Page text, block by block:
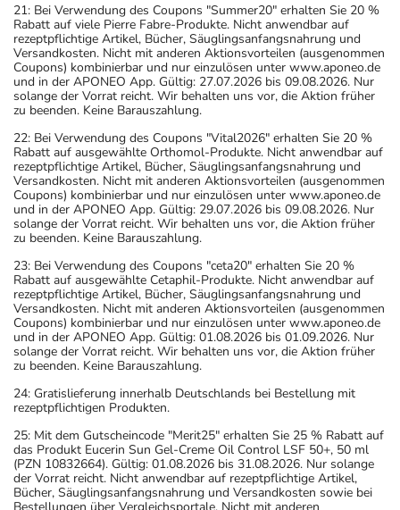
21: Bei Verwendung des Coupons "Summer20" erhalten Sie 20 %
Rabatt auf viele Pierre Fabre-Produkte. Nicht anwendbar auf
rezeptpflichtige Artikel, Bücher, Säuglingsanfangsnahrung und
Versandkosten. Nicht mit anderen Aktionsvorteilen (ausgenommen
Coupons) kombinierbar und nur einzulösen unter www.aponeo.de
und in der APONEO App. Gültig: 27.07.2026 bis 09.08.2026. Nur
solange der Vorrat reicht. Wir behalten uns vor, die Aktion früher
zu beenden. Keine Barauszahlung.
22: Bei Verwendung des Coupons "Vital2026" erhalten Sie 20 %
Rabatt auf ausgewählte Orthomol-Produkte. Nicht anwendbar auf
rezeptpflichtige Artikel, Bücher, Säuglingsanfangsnahrung und
Versandkosten. Nicht mit anderen Aktionsvorteilen (ausgenommen
Coupons) kombinierbar und nur einzulösen unter www.aponeo.de
und in der APONEO App. Gültig: 29.07.2026 bis 09.08.2026. Nur
solange der Vorrat reicht. Wir behalten uns vor, die Aktion früher
zu beenden. Keine Barauszahlung.
23: Bei Verwendung des Coupons "ceta20" erhalten Sie 20 %
Rabatt auf ausgewählte Cetaphil-Produkte. Nicht anwendbar auf
rezeptpflichtige Artikel, Bücher, Säuglingsanfangsnahrung und
Versandkosten. Nicht mit anderen Aktionsvorteilen (ausgenommen
Coupons) kombinierbar und nur einzulösen unter www.aponeo.de
und in der APONEO App. Gültig: 01.08.2026 bis 01.09.2026. Nur
solange der Vorrat reicht. Wir behalten uns vor, die Aktion früher
zu beenden. Keine Barauszahlung.
24: Gratislieferung innerhalb Deutschlands bei Bestellung mit
rezeptpflichtigen Produkten.
25: Mit dem Gutscheincode "Merit25" erhalten Sie 25 % Rabatt auf
das Produkt Eucerin Sun Gel-Creme Oil Control LSF 50+, 50 ml
(PZN 10832664). Gültig: 01.08.2026 bis 31.08.2026. Nur solange
der Vorrat reicht. Nicht anwendbar auf rezeptpflichtige Artikel,
Bücher, Säuglingsanfangsnahrung und Versandkosten sowie bei